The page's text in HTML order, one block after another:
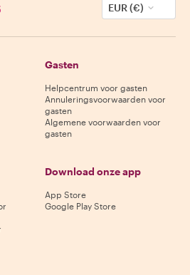
EUR (€)
Gasten
Helpcentrum voor gasten
Annuleringsvoorwaarden voor
gasten
Algemene voorwaarden voor
gasten
Download onze app
App Store
Google Play Store